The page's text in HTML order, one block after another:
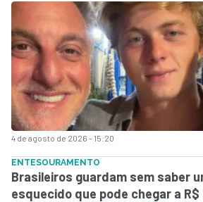
4 de agosto de 2026 - 15:20
ENTESOURAMENTO
Brasileiros guardam sem saber
esquecido que pode chegar a R$